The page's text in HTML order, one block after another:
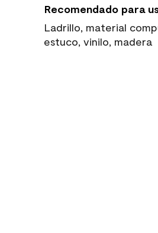
Recomendado para
Ladrillo, material
estuco, vinilo, madera